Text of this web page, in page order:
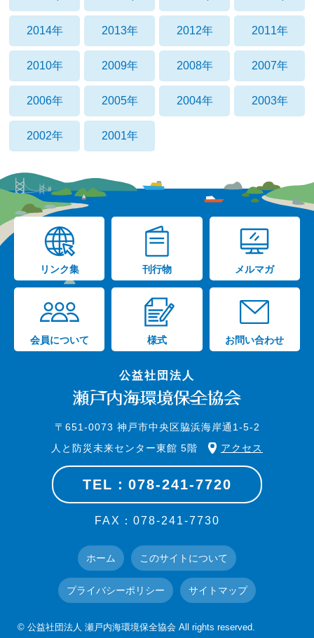
2014年 2013年 2012年 2011年
2010年 2009年 2008年 2007年
2006年 2005年 2004年 2003年
2002年 2001年
リンク集 刊行物 メルマガ
会員について 様式 お問い合わせ
公益社団法人
〒651-0073 神戸市中央区脇浜海岸通1-5-2
人と防災未来センター東館 5階
アクセス
TEL：078-241-7720
FAX：078-241-7730
ホーム このサイトについて
プライバシーポリシー サイトマップ
© 公益社団法人 瀬戸内海環境保全協会 All rights reserved.